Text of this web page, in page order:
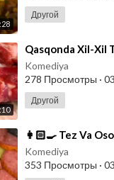
Другой
⁣Qasqonda Xil-Xil
Komediya
278 Просмотры ·
Другой
⁣👩🏻‍🍳 Tez Va
Komediya
353 Просмотры ·